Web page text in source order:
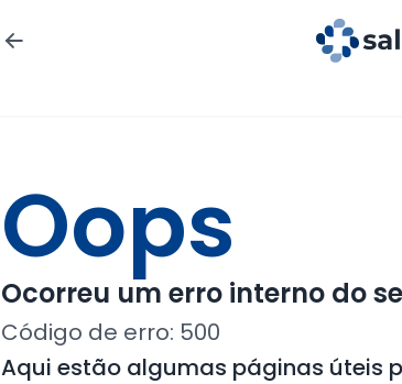
Oops
Ocorreu um erro interno do
Código de erro: 500
Aqui estão algumas páginas úteis